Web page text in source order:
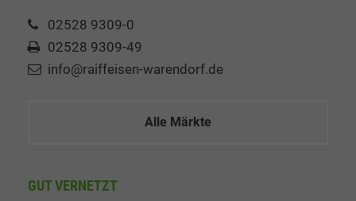
02528 9309-0
02528 9309-49
info@raiffeisen-warendorf.de
Alle Märkte
GUT VERNETZT